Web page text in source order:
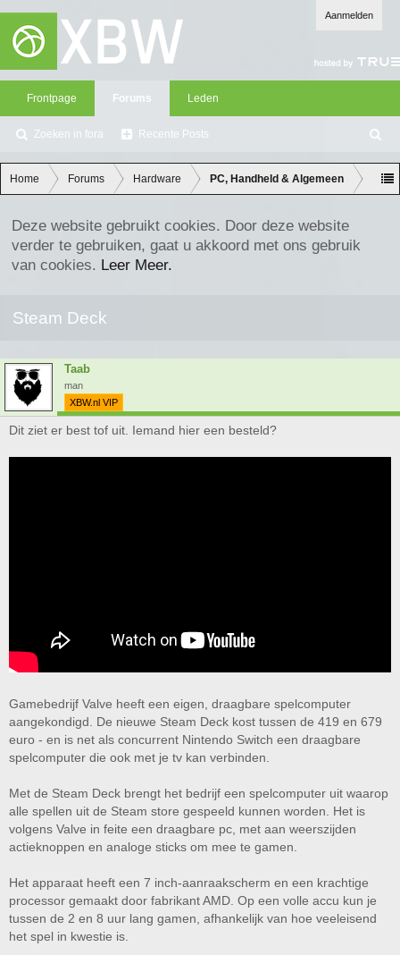
Aanmelden
Frontpage Forums
Zoeken in fora Recente Posts
Leden
oe
ke
n
Home Forums Hardware PC, Handheld & Algemeen
Deze website gebruikt cookies. Door deze website
verder te gebruiken, gaat u akkoord met ons gebruik
van cookies. Leer Meer.
Steam Deck
Taab
man
XBW.nl VIP
Dit ziet er best tof uit. Iemand hier een besteld?
Gamebedrijf Valve heeft een eigen, draagbare spelcomputer
aangekondigd. De nieuwe Steam Deck kost tussen de 419 en 679
euro - en is net als concurrent Nintendo Switch een draagbare
spelcomputer die ook met je tv kan verbinden.
Met de Steam Deck brengt het bedrijf een spelcomputer uit waarop
alle spellen uit de Steam store gespeeld kunnen worden. Het is
volgens Valve in feite een draagbare pc, met aan weerszijden
actieknoppen en analoge sticks om mee te gamen.
Het apparaat heeft een 7 inch-aanraakscherm en een krachtige
processor gemaakt door fabrikant AMD. Op een volle accu kun je
tussen de 2 en 8 uur lang gamen, afhankelijk van hoe veeleisend
het spel in kwestie is.